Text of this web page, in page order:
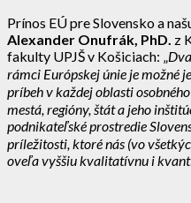
Prínos EÚ pre Slovensko a
Alexander Onufrák, PhD. z
fakulty UPJŠ v Košiciach: „
rámci Európskej únie je možné
príbeh v každej oblasti
mestá, regióny, štát a jeho
podnikateľské prostredie
príležitosti, ktoré nás (vo
oveľa vyššiu kvalitatívnu i